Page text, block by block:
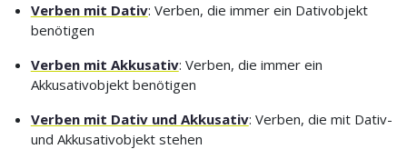
Verben mit Dativ: Verben, die immer ein Dativobjekt
benötigen
Verben mit Akkusativ: Verben, die immer ein
Akkusativobjekt benötigen
Verben mit Dativ und Akkusativ: Verben, die mit Dativ-
und Akkusativobjekt stehen